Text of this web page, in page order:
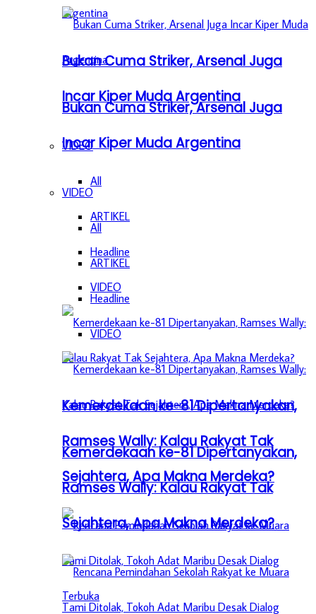
Bukan Cuma Striker, Arsenal Juga
Incar Kiper Muda Argentina
VIDEO
All
ARTIKEL
Headline
VIDEO
Kemerdekaan ke-81 Dipertanyakan,
Ramses Wally: Kalau Rakyat Tak
Sejahtera, Apa Makna Merdeka?
Bukan Cuma Striker, Arsenal Juga
Incar Kiper Muda Argentina
VIDEO
All
ARTIKEL
Headline
VIDEO
Kemerdekaan ke-81 Dipertanyakan,
Ramses Wally: Kalau Rakyat Tak
Sejahtera, Apa Makna Merdeka?